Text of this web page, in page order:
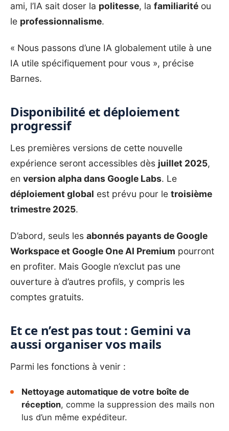
ami, l’IA sait doser la politesse, la familiarité ou
le professionnalisme.
« Nous passons d’une IA globalement utile à une
IA utile spécifiquement pour vous », précise
Barnes.
Disponibilité et déploiement
progressif
Les premières versions de cette nouvelle
expérience seront accessibles dès juillet 2025,
en version alpha dans Google Labs. Le
déploiement global est prévu pour le troisième
trimestre 2025.
D’abord, seuls les abonnés payants de Google
Workspace et Google One AI Premium pourront
en profiter. Mais Google n’exclut pas une
ouverture à d’autres profils, y compris les
comptes gratuits.
Et ce n’est pas tout : Gemini va
aussi organiser vos mails
Parmi les fonctions à venir :
Nettoyage automatique de votre boîte de
réception, comme la suppression des mails non
lus d’un même expéditeur.